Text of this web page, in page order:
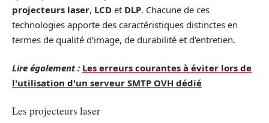
projecteurs laser, LCD et DLP. Chacune de ces
technologies apporte des caractéristiques distinctes en
termes de qualité d’image, de durabilité et d’entretien.
Lire également : Les erreurs courantes à éviter lors de
l'utilisation d'un serveur SMTP OVH dédié
Les projecteurs laser